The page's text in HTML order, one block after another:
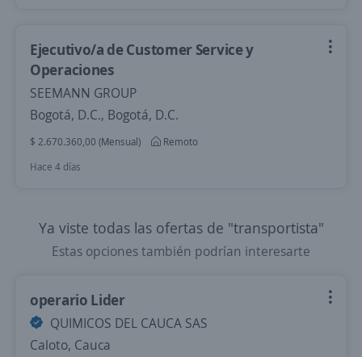
Ejecutivo/a de Customer Service y
Operaciones
SEEMANN GROUP
Bogotá, D.C., Bogotá, D.C.
$ 2.670.360,00 (Mensual)
Remoto
Hace 4 días
Ya viste todas las ofertas de "transportista"
Estas opciones también podrían interesarte
operario Lider
QUIMICOS DEL CAUCA SAS
Caloto, Cauca